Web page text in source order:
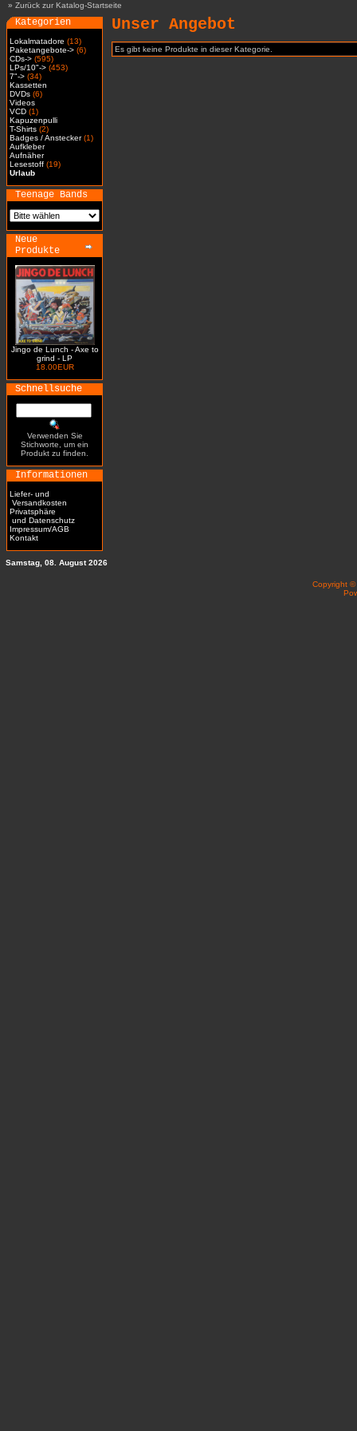
» Zurück zur Katalog-Startseite
Kategorien
Lokalmatadore (13)
Paketangebote-> (6)
CDs-> (595)
LPs/10"-> (453)
7"-> (34)
Kassetten
DVDs (6)
Videos
VCD (1)
Kapuzenpulli
T-Shirts (2)
Badges / Anstecker(1)
Aufkleber
Aufnäher
Lesestoff (19)
Urlaub
Teenage Bands
Neue
Produkte
Jingo de Lunch - Axe to
grind - LP
18.00EUR
Schnellsuche
Verwenden Sie
Stichworte, um ein
Produkt zu finden.
Informationen
Liefer- und
Versandkosten
Privatsphäre
und Datenschutz
Impressum/AGB
Kontakt
Unser Angebot
Es gibt keine Produkte in dieser Kategorie.
Samstag, 08. August 2026
Copyright